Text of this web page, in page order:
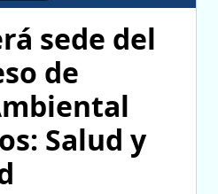
sede del
de
Salud y